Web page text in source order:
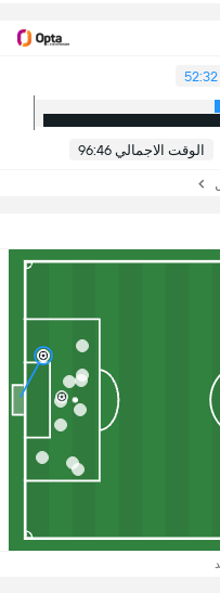
الوقت الاجمالي 96:46